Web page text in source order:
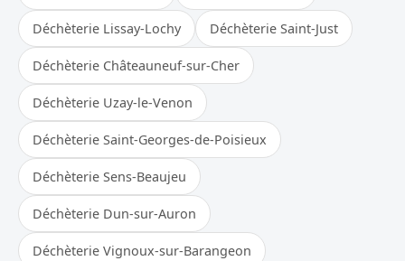
Déchèterie Lissay-Lochy Déchèterie Saint-Just
Déchèterie Châteauneuf-sur-Cher
Déchèterie Uzay-le-Venon
Déchèterie Saint-Georges-de-Poisieux
Déchèterie Sens-Beaujeu
Déchèterie Dun-sur-Auron
Déchèterie Vignoux-sur-Barangeon